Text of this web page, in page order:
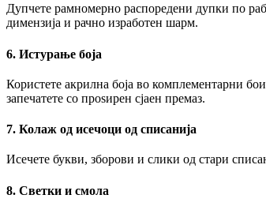
Дупчете рамномерно распоредени дупки по
димензија и рачно изработен шарм.
6. Истурање боја
Користете акрилна боја во комплементарни
запечатете со проѕирен сјаен премаз.
7. Колаж од исечоци од списанија
Исечете букви, зборови и слики од стари
8. Светки и смола